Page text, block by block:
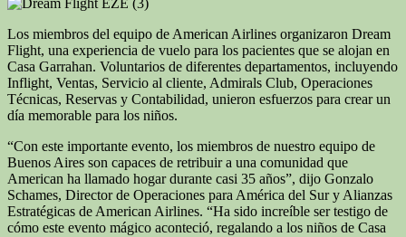
Los miembros del equipo de American Airlines organizaron Dream
Flight, una experiencia de vuelo para los pacientes que se alojan en
Casa Garrahan. Voluntarios de diferentes departamentos, incluyendo
Inflight, Ventas, Servicio al cliente, Admirals Club, Operaciones
Técnicas, Reservas y Contabilidad, unieron esfuerzos para crear un
día memorable para los niños.
“Con este importante evento, los miembros de nuestro equipo de
Buenos Aires son capaces de retribuir a una comunidad que
American ha llamado hogar durante casi 35 años”, dijo Gonzalo
Schames, Director de Operaciones para América del Sur y Alianzas
Estratégicas de American Airlines. “Ha sido increíble ser testigo de
cómo este evento mágico aconteció, regalando a los niños de Casa